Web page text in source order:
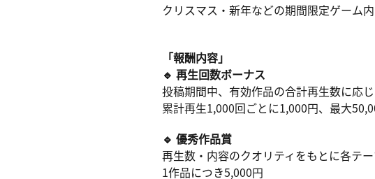
クリスマス・新年などの期間限定ゲーム
「報酬内容」
🔹 再生回数ボーナス
投稿期間中、有効作品の合計再生数に応じ
累計再生1,000回ごとに1,000円、最大
🔹 優秀作品賞
再生数・内容のクオリティをもとに各テー
1作品につき5,000円